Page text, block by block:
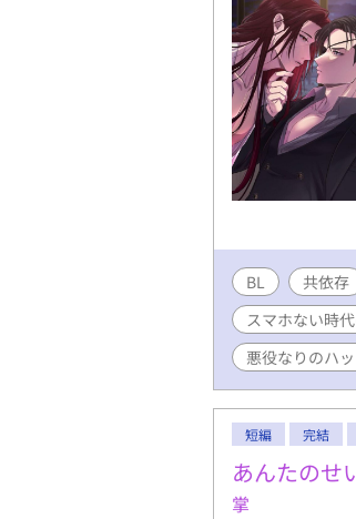
BL 共依存
スマホない時
悪役なりのハ
短編 完結
あんたのせ
掌